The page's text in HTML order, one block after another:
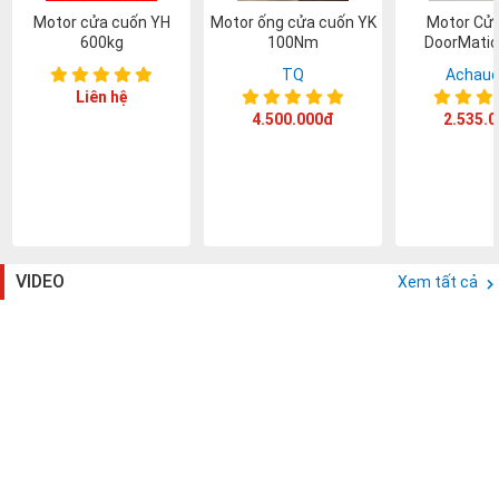
Motor cửa cuốn YH
600kg
Liên hệ
Motor ống cửa cuốn YK
100Nm
TQ
4.500.000đ
Motor
VIDEO Xem tất cả